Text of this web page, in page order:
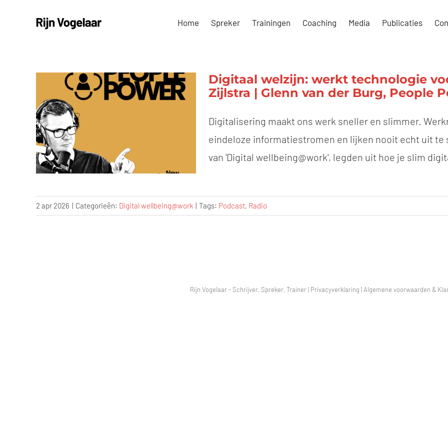
Home Spreker Trainingen Coaching Media Publicaties
Digitaal welzijn: werkt technologie
Zijlstra | Glenn van der Burg, People
Digitalisering maakt ons werk sneller en slimmer.
eindeloze informatiestromen en lijken nooit echt uit te
van 'Digital wellbeing@work', legden uit hoe je slim
2 apr 2026 | Categorieën: Digital wellbeing@work | Tags: Podcast, Radio
Rijn Vogelaar - Schrijver, Spreker, Trainer | Privacyverklaring | Algemene voorwaarden &